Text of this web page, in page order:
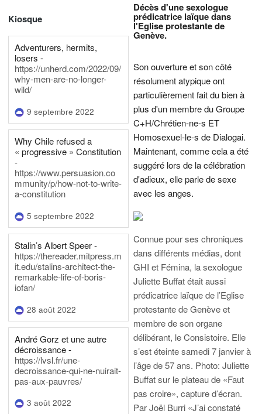
Kiosque
Adventurers, hermits,
losers -
https://unherd.com/2022/09/
why-men-are-no-longer-
wild/
9 septembre 2022
Why Chile refused a
« progressive » Constitution
-
https://www.persuasion.co
mmunity/p/how-not-to-write-
a-constitution
5 septembre 2022
Stalin’s Albert Speer -
https://thereader.mitpress.m
it.edu/stalins-architect-the-
remarkable-life-of-boris-
iofan/
28 août 2022
André Gorz et une autre
décroissance -
https://lvsl.fr/une-
decroissance-qui-ne-nuirait-
pas-aux-pauvres/
3 août 2022
Décès d'une sexologue
prédicatrice laïque dans
l'Eglise protestante de
Genève.
Son ouverture et son côté
résolument atypique ont
particulièrement fait du bien à
plus d'un membre du Groupe
C+H/Chrétien-ne-s ET
Homosexuel-le-s de Dialogai.
Maintenant, comme cela a été
suggéré lors de la célébration
d'adieux, elle parle de sexe
avec les anges.
Connue pour ses chroniques
dans différents médias, dont
GHI et Fémina, la sexologue
Juliette Buffat était aussi
prédicatrice laïque de l’Eglise
protestante de Genève et
membre de son organe
délibérant, le Consistoire. Elle
s’est éteinte samedi 7 janvier à
l’âge de 57 ans. Photo: Juliette
Buffat sur le plateau de «Faut
pas croire», capture d’écran.
Par Joël Burri «J’ai constaté